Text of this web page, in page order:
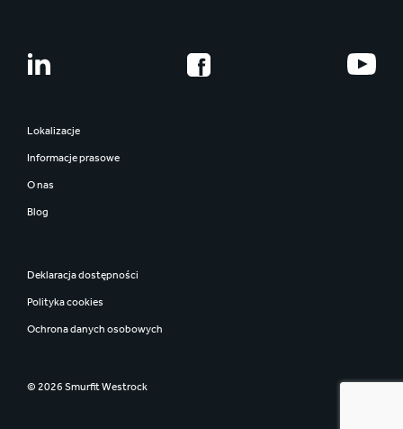
Smurfit Westrock
Absolwenci
Bezpieczeństwo
Integracja i różnorodność
Lokalizacje
Informacje prasowe
O nas
Blog
Deklaracja dostępności
Polityka cookies
Ochrona danych osobowych
© 2026 Smurfit Westrock